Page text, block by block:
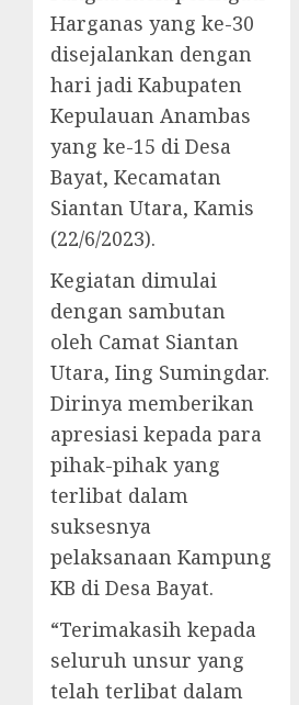
Harganas yang ke-30
disejalankan dengan
hari jadi Kabupaten
Kepulauan Anambas
yang ke-15 di Desa
Bayat, Kecamatan
Siantan Utara, Kamis
(22/6/2023).
Kegiatan dimulai
dengan sambutan
oleh Camat Siantan
Utara, Iing Sumingdar.
Dirinya memberikan
apresiasi kepada para
pihak-pihak yang
terlibat dalam
suksesnya
pelaksanaan Kampung
KB di Desa Bayat.
“Terimakasih kepada
seluruh unsur yang
telah terlibat dalam